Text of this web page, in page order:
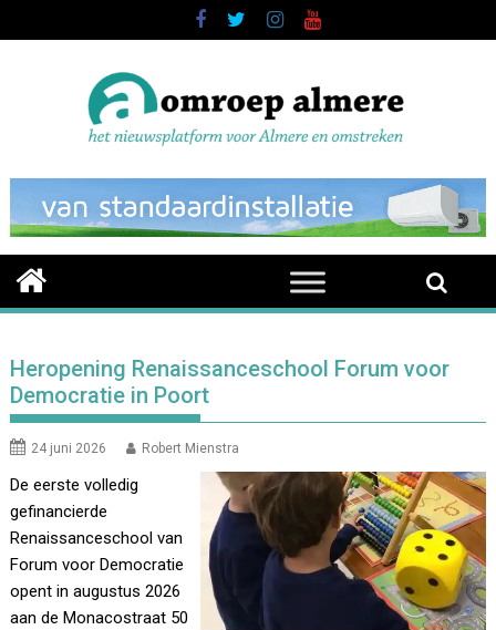
to
Heropening Renaissanceschool Forum voor
Democratie in Poort
24 juni 2026 Robert Mienstra
De eerste volledig
gefinancierde
Renaissanceschool van
Forum voor Democratie
opent in augustus 2026
aan de Monacostraat 50